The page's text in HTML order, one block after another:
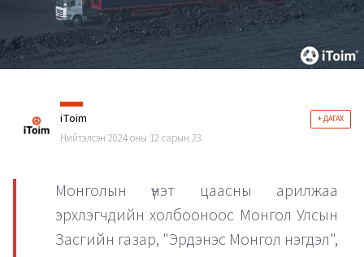
iToim + ДАГАХ
Нийтэлсэн 2024 оны 12 сарын 23
Монголын үнэт цаасны арилжаа
эрхлэгчдийн холбооноос Монгол Улсын
Засгийн газар, "Эрдэнэс Монгол нэгдэл",